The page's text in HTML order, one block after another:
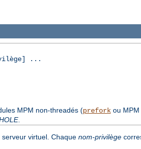
...
MPM non-threadés (preforkou MPM
.
virtuel. Chaque nom-privilège